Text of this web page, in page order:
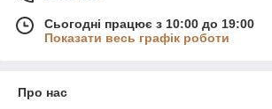
Сьогодні працює з 10:00 до 19:00
Показати весь графік роботи
Про нас